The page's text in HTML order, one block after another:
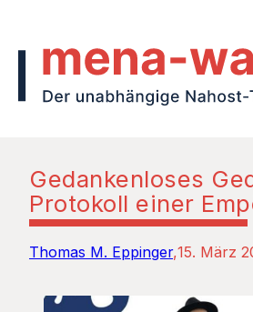
Gedankenloses
Protokoll einer
Thomas M. Eppinger 15. März